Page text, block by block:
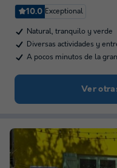
10.0 Exceptional
Natural, tranquilo y verde
Diversas actividades y
A pocos minutos de la
Ver